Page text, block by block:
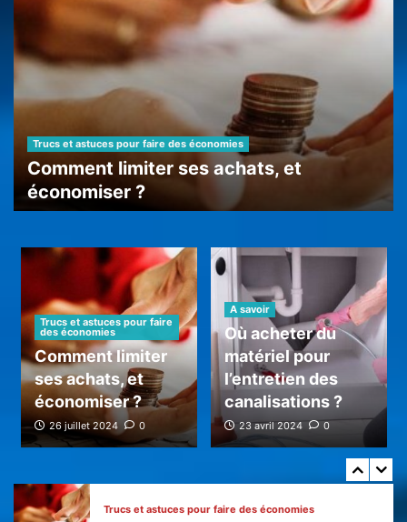
Trucs et astuces pour faire des économies
Comment limiter ses achats, et
économiser ?
Trucs et astuces pour faire
des économies
Comment limiter
ses achats, et
économiser ?
26 juillet 2024 0
A savoir
Où acheter du
matériel pour
l’entretien des
canalisations ?
23 avril 2024 0
3
A savoir
à saisir
4
Acheter moins cher
Comment obtenir un vélo pour pas cher ?
A savoir
Adoptez les baskets pour rester fashion
Trucs et astuces pour faire des économies